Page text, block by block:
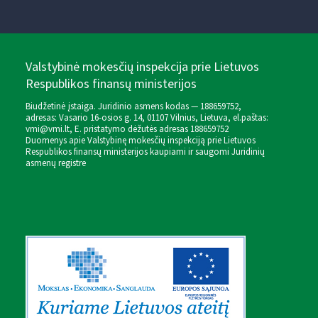
Valstybinė mokesčių inspekcija prie Lietuvos
Respublikos finansų ministerijos
Biudžetinė įstaiga. Juridinio asmens kodas — 188659752,
adresas: Vasario 16-osios g. 14, 01107 Vilnius, Lietuva, el.paštas:
vmi@vmi.lt, E. pristatymo dėžutės adresas 188659752
Duomenys apie Valstybinę mokesčių inspekciją prie Lietuvos
Respublikos finansų ministerijos kaupiami ir saugomi Juridinių
asmenų registre